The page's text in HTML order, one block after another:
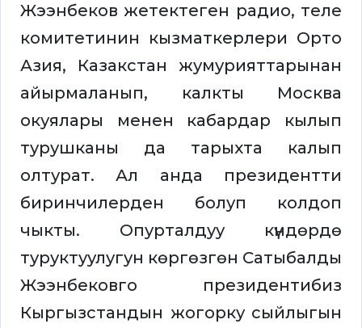
Жээнбеков жетектеген радио, теле
комитетинин кызматкерлери Орто
Азия, Казакстан жумурияттарынан
айырмаланып, калкты Москва
окуялары менен кабардар кылып
турушканы да тарыхта калып
олтурат. Ал анда президентти
биринчилерден болуп колдоп
чыкты. Опурталдуу күндөрдө
туруктуулугун көргөзгөн Сатыбалды
Жээнбековго президентибиз
Кыргызстандын жогорку сыйлыгын